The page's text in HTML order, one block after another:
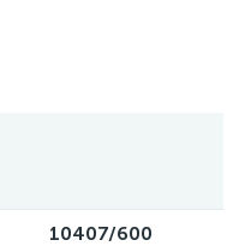
10407/600